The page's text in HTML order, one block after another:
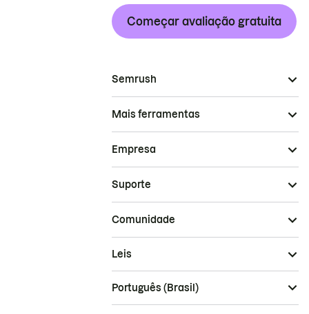
Começar avaliação gratuita
Semrush
Mais ferramentas
Empresa
Suporte
Comunidade
Leis
Português (Brasil)